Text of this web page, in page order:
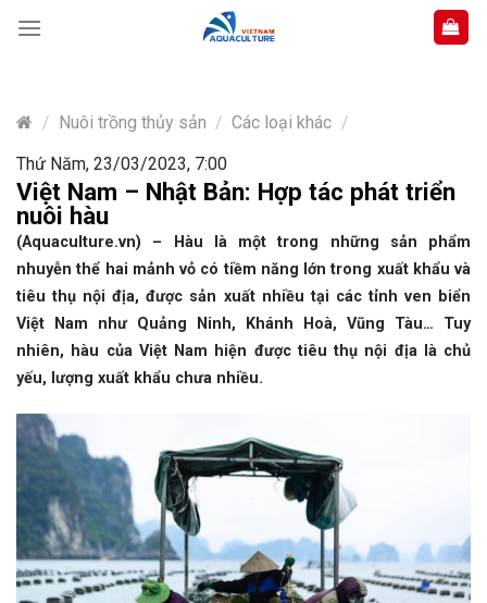
content
/ Nuôi trồng thủy sản / Các loại khác /
Thứ Năm, 23/03/2023, 7:00
Việt Nam – Nhật Bản: Hợp tác phát triển
nuôi hàu
(Aquaculture.vn) – Hàu là một trong những sản phẩm
nhuyễn thể hai mảnh vỏ có tiềm năng lớn trong xuất khẩu và
tiêu thụ nội địa, được sản xuất nhiều tại các tỉnh ven biển
Việt Nam như Quảng Ninh, Khánh Hoà, Vũng Tàu… Tuy
nhiên, hàu của Việt Nam hiện được tiêu thụ nội địa là chủ
yếu, lượng xuất khẩu chưa nhiều.